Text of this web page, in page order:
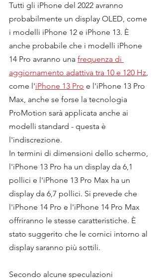
Tutti gli iPhone del 2022 avranno
probabilmente un display OLED, come
i modelli iPhone 12 e iPhone 13. È
anche probabile che i modelli iPhone
14 Pro avranno una frequenza di
aggiornamento adattiva tra 10 e 120 Hz,
come l'iPhone 13 Pro e l'iPhone 13 Pro
Max, anche se forse la tecnologia
ProMotion sarà applicata anche ai
modelli standard - questa è
l'indiscrezione.
In termini di dimensioni dello schermo,
l'iPhone 13 Pro ha un display da 6,1
pollici e l'iPhone 13 Pro Max ha un
display da 6,7 pollici. Si prevede che
l'iPhone 14 Pro e l'iPhone 14 Pro Max
offriranno le stesse caratteristiche. È
stato suggerito che le cornici intorno al
display saranno più sottili.
Secondo alcune speculazioni